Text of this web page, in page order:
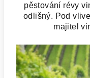
pěstování révy
odlišný. Pod
majitel